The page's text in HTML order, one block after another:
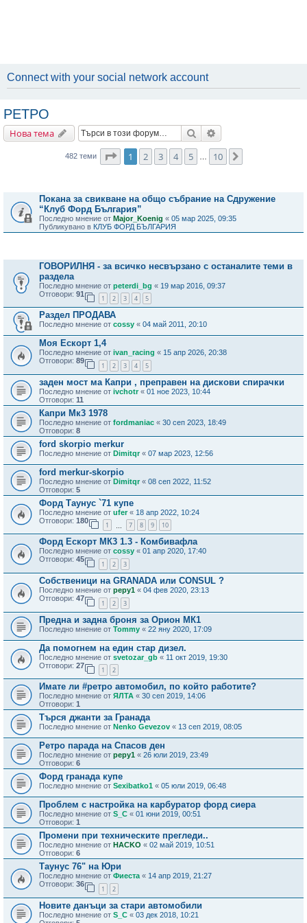
Connect with your social network account
РЕТРО
Нова тема Търсене
482 теми Страница1 от
1 2 3 4 5 10
Покана за свикване на общо събрание на Сдружение
“Клуб Форд България”
Последно мнение от Major_Koenig « 05 мар 2025, 09:35
Публикувано в КЛУБ ФОРД БЪЛГАРИЯ
ГОВОРИЛНЯ - за всичко несвързано с останалите теми в
раздела
Последно мнение от peterdi_bg « 19 мар 2016, 09:37
Отговори: 91
1 2 3 4 5
Раздел ПРОДАВА
Последно мнение от cossy « 04 май 2011, 20:10
Моя Ескорт 1,4
Последно мнение от ivan_racing « 15 апр 2026, 20:38
Отговори: 89
1 2 3 4 5
заден мост ма Капри , преправен на дискови спирачки
Последно мнение от ivchotr« 01 ное 2023, 10:44
Отговори: 11
Капри Мк3 1978
Последно мнение от fordmaniac « 30 сеп 2023, 18:49
Отговори: 8
ford skorpio merkur
Последно мнение от Dimitqr« 07 мар 2023, 12:56
ford merkur-skorpio
Последно мнение от Dimitqr « 08 сеп 2022, 11:52
Отговори: 5
Форд Таунус `71 купе
Последно мнение от ufer« 18 апр 2022, 10:24
Отговори: 180
1 7 8 9 10
Форд Ескорт МК3 1.3 - Комбивафла
Последно мнение от cossy « 01 апр 2020, 17:40
Отговори: 45
1 2 3
Собственици на GRANADA или CONSUL ?
Последно мнение от pepy1 « 04 фев 2020, 23:13
Отговори: 47
1 2 3
Предна и задна броня за Орион МК1
Последно мнение от Tommy « 22 яну 2020, 17:09
Да помогнем на един стар дизел.
Последно мнение от svetozar_gb « 11 окт 2019, 19:30
Отговори: 27
1 2
Имате ли #ретро автомобил, по който работите?
Последно мнение от ЯЛТА « 30 сеп 2019, 14:06
Отговори: 1
Търся джанти за Гранада
Последно мнение от Nenko Gevezov « 13 сеп 2019, 08:05
Ретро парада на Спасов ден
Последно мнение от pepy1 « 26 юли 2019, 23:49
Отговори: 6
Форд гранада купе
Последно мнение от Sexibatko1 « 05 юли 2019, 06:48
Проблем с настройка на карбуратор форд сиера
Последно мнение от S_C « 01 юни 2019, 00:51
Отговори: 1
Промени при техническите прегледи..
Последно мнение от HACKO « 02 май 2019, 10:51
Отговори: 6
Таунус 76" на Юри
Последно мнение от Фиеста « 14 апр 2019, 21:27
Отговори: 36
1 2
Новите данъци за стари автомобили
Последно мнение от S_C « 03 дек 2018, 10:21